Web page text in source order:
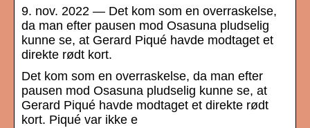
9. nov. 2022 — Det kom som en overraskelse,
da man efter pausen mod Osasuna pludselig
kunne se, at Gerard Piqué havde modtaget et
direkte rødt kort.
Det kom som en overraskelse, da man efter
pausen mod Osasuna pludselig kunne se, at
Gerard Piqué havde modtaget et direkte rødt
kort. Piqué var ikke e